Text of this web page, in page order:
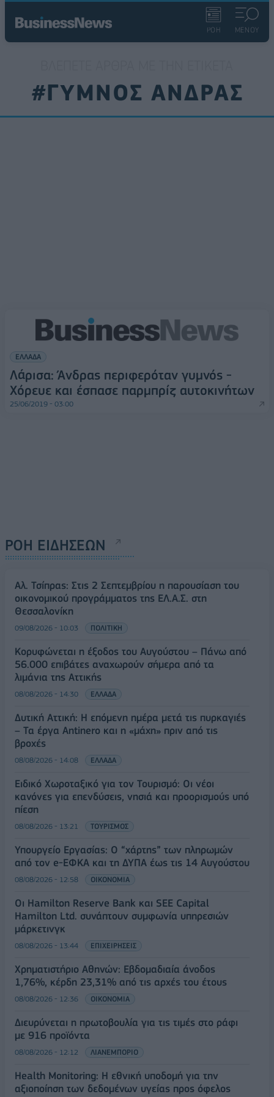
ΡΟΗ ΜΕΝΟΥ
#ΓΥΜΝΟΣ ΑΝΔΡΑΣ
ΕΛΛΑΔΑ
Λάρισα: Άνδρας περιφερόταν γυμνός -
Xόρευε και έσπασε παρμπρίζ αυτοκινήτων
25/06/2019 - 03:00
ΡΟΗ ΕΙΔΗΣΕΩΝ
Αλ. Τσίπρας: Στις 2 Σεπτεμβρίου η παρουσίαση του
οικονομικού προγράμματος της ΕΛ.Α.Σ. στη
Θεσσαλονίκη
09/08/2026 - 10:03 ΠΟΛΙΤΙΚΗ
Κορυφώνεται η έξοδος του Αυγούστου – Πάνω από
56.000 επιβάτες αναχωρούν σήμερα από τα
λιμάνια της Αττικής
08/08/2026 - 14:30 ΕΛΛΑΔΑ
Δυτική Αττική: Η επόμενη ημέρα μετά τις πυρκαγιές
– Τα έργα Antinero και η «μάχη» πριν από τις
βροχές
08/08/2026 - 14:08 ΕΛΛΑΔΑ
Ειδικό Χωροταξικό για τον Τουρισμό: Οι νέοι
κανόνες για επενδύσεις, νησιά και προορισμούς υπό
πίεση
08/08/2026 - 13:21 ΤΟΥΡΙΣΜΟΣ
Υπουργείο Εργασίας: Ο “χάρτης” των πληρωμών
από τον e-ΕΦΚΑ και τη ΔΥΠΑ έως τις 14 Αυγούστου
08/08/2026 - 12:58 ΟΙΚΟΝΟΜΙΑ
Οι Hamilton Reserve Bank και SEE Capital
Hamilton Ltd. συνάπτουν συμφωνία υπηρεσιών
μάρκετινγκ
08/08/2026 - 13:44 ΕΠΙΧΕΙΡΗΣΕΙΣ
Χρηματιστήριο Αθηνών: Εβδομαδιαία άνοδος
1,76%, κέρδη 23,31% από τις αρχές του έτους
08/08/2026 - 12:36 ΟΙΚΟΝΟΜΙΑ
Διευρύνεται η πρωτοβουλία για τις τιμές στο ράφι
με 916 προϊόντα
08/08/2026 - 12:12 ΛΙΑΝΕΜΠΟΡΙΟ
Health Monitoring: Η εθνική υποδομή για την
αξιοποίηση των δεδομένων υγείας προς όφελος